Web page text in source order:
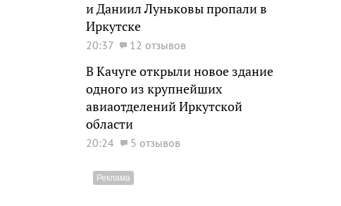
и Даниил Луньковы пропали в
Иркутске
20:37 12 отзывов
В Качуге открыли новое здание
одного из крупнейших
авиаотделений Иркутской
области
20:24 5 отзывов